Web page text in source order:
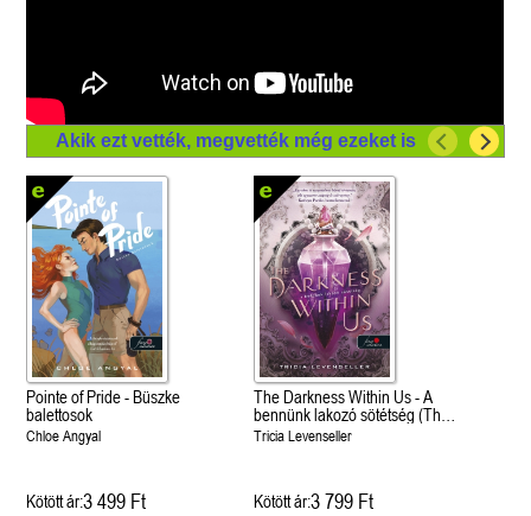
Akik ezt vették, megvették még ezeket is
Pointe of Pride - Büszke
balettosok
Chloe Angyal
Kötött ár:3 499 Ft
The Darkness Within Us - A
bennünk lakozó sötétség (The
Shadows Between Us 2.)
Tricia Levenseller
Kötött ár:3 799 Ft